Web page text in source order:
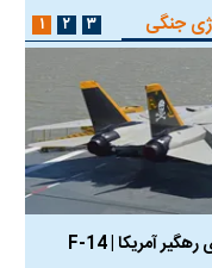
جنگی
جنگنده شکاری رهگیر آمریکا | F-14
۱ ۲ ۳